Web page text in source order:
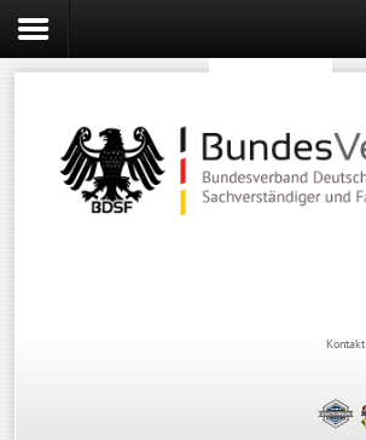
Kontakt